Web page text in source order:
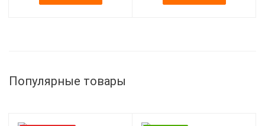
Популярные товары